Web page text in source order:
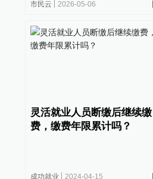
市民云 2026-05-06
灵活就业人员断缴后继续缴
费，缴费年限累计吗？
成功就业 2024-04-15